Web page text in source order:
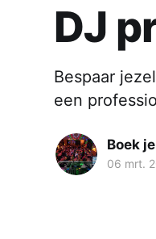
DJ
Bespaar
een
Boek
06 mrt.